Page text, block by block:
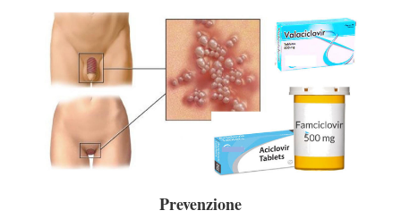
Prevenzione